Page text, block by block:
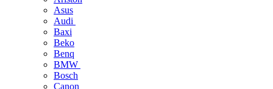
Asus
Audi
Baxi
Beko
Benq
BMW
Bosch
Canon